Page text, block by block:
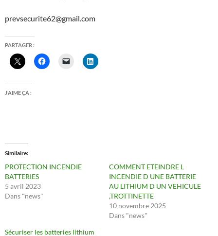
prevsecurite62@gmail.com
PARTAGER :
J’AIME ÇA :
Similaire
PROTECTION INCENDIE
BATTERIES
5 avril 2023
Dans "news"
COMMENT ETEINDRE L
INCENDIE D UNE BATTERIE
AU LITHIUM D UN VEHICULE
,TROTTINETTE
10 novembre 2025
Dans "news"
Sécuriser les batteries lithium